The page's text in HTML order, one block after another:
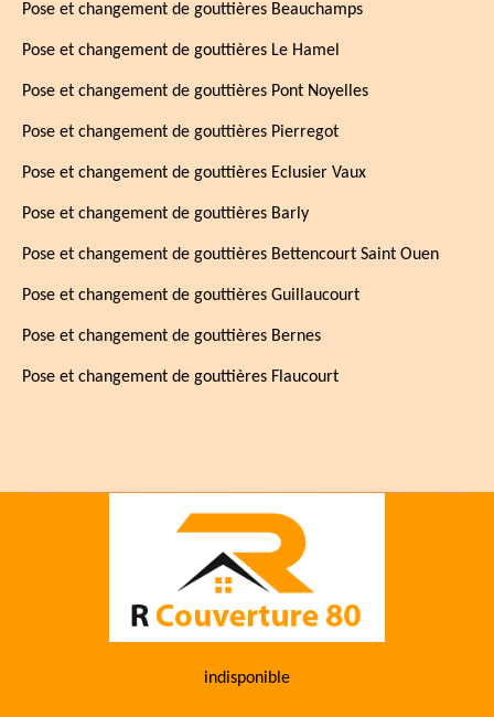
Pose et changement de gouttières Beauchamps
Pose et changement de gouttières Le Hamel
Pose et changement de gouttières Pont Noyelles
Pose et changement de gouttières Pierregot
Pose et changement de gouttières Eclusier Vaux
Pose et changement de gouttières Barly
Pose et changement de gouttières Bettencourt Saint Ouen
Pose et changement de gouttières Guillaucourt
Pose et changement de gouttières Bernes
Pose et changement de gouttières Flaucourt
indisponible